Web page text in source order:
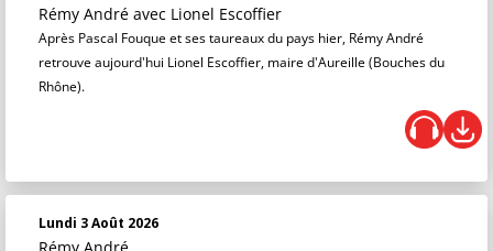
Rémy André avec Lionel Escoffier
Après Pascal Fouque et ses taureaux du pays hier, Rémy André
retrouve aujourd'hui Lionel Escoffier, maire d'Aureille (Bouches du
Rhône).
Lundi 3 Août 2026